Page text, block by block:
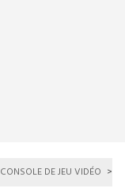
CONSOLE DE JEU VIDÉO